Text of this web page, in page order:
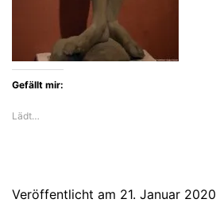
Gefällt mir:
Lädt…
Veröffentlicht am 21. Januar 2020